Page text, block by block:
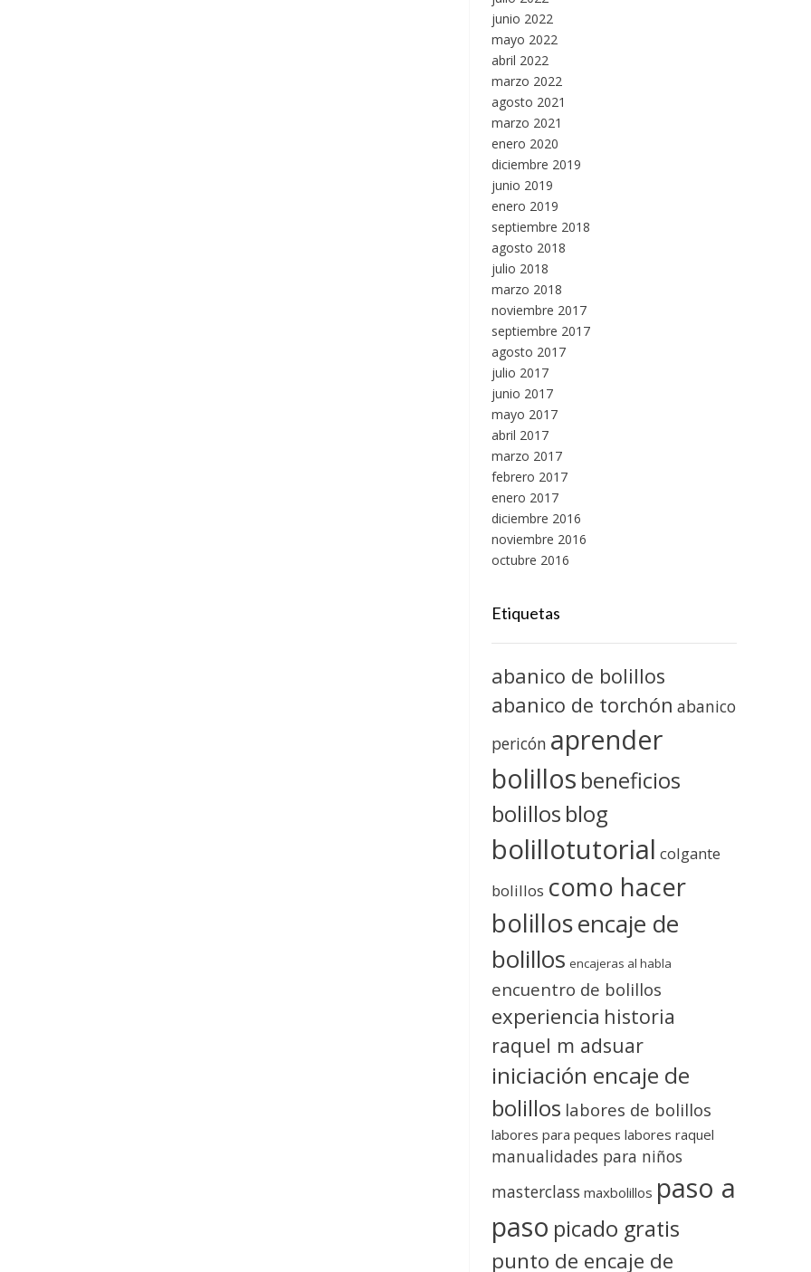
junio 2022
mayo 2022
abril 2022
marzo 2022
agosto 2021
marzo 2021
enero 2020
diciembre 2019
junio 2019
enero 2019
septiembre 2018
agosto 2018
julio 2018
marzo 2018
noviembre 2017
septiembre 2017
agosto 2017
julio 2017
junio 2017
mayo 2017
abril 2017
marzo 2017
febrero 2017
enero 2017
diciembre 2016
noviembre 2016
octubre 2016
Etiquetas
abanico de bolillos
abanico de torchón abanico
pericón aprender
bolillos beneficios
bolillos blog
bolillotutorial colgante
bolillos como hacer
bolillosencaje de
bolillos encajeras al habla
encuentro de bolillos
experiencia historia
raquel m adsuar
iniciación encaje de
bolillos labores de bolillos
labores para peques labores raquel
manualidades para niños
masterclass maxbolillos paso a
paso picado gratis
punto de encaje de